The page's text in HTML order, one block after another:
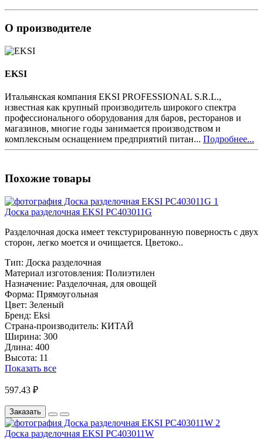
О производителе
EKSI
Итальянская компания EKSI PROFESSIONAL S.R.L.,
известная как крупный производитель широкого спектра
профессионального оборудования для баров, ресторанов и
магазинов, многие годы занимается производством и
комплексным оснащением предприятий питан... Подробнее...
Похожие товары
Доска разделочная EKSI PC403011G
Разделочная доска имеет текстурированную поверность с двух
сторон, легко моется и очищается. Цветоко..
Тип: Доска разделочная
Материал изготовления: Полиэтилен
Назначение: Разделочная, для овощей
Форма: Прямоугольная
Цвет: Зеленый
Бренд: Eksi
Страна-производитель: КИТАЙ
Ширина: 300
Длина: 400
Высота: 11
Показать все
597.43 ₽
Заказать
Доска разделочная EKSI PC403011W